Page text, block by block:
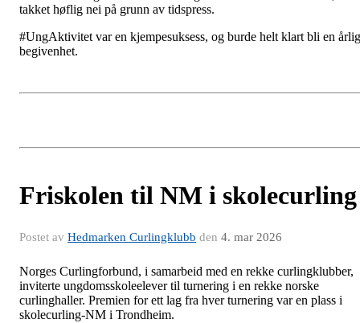
takket høflig nei på grunn av tidspress.
#UngAktivitet var en kjempesuksess, og burde helt klart bli en årlig
begivenhet.
Friskolen til NM i skolecurling
Postet av Hedmarken Curlingklubb den 4. mar 2026
Norges Curlingforbund, i samarbeid med en rekke curlingklubber,
inviterte ungdomsskoleelever til turnering i en rekke norske
curlinghaller. Premien for ett lag fra hver turnering var en plass i
skolecurling-NM i Trondheim.